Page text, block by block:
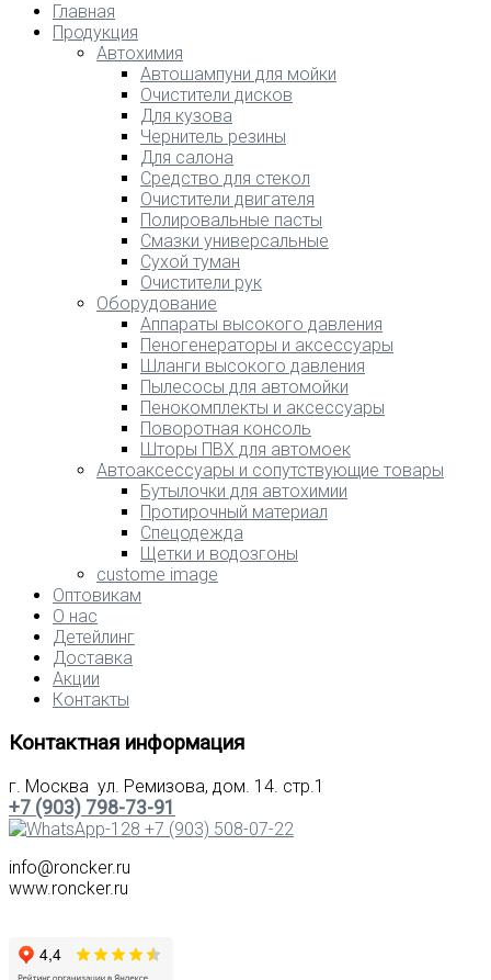
Главная
Продукция
Автохимия
Автошампуни для мойки
Очистители дисков
Для кузова
Чернитель резины
Для салона
Средство для стекол
Очистители двигателя
Полировальные пасты
Смазки универсальные
Сухой туман
Очистители рук
Оборудование
Аппараты высокого давления
Пеногенераторы и аксессуары
Шланги высокого давления
Пылесосы для автомойки
Пенокомплекты и аксессуары
Поворотная консоль
Шторы ПВХ для автомоек
Автоаксессуары и сопутствующие товары
Бутылочки для автохимии
Протирочный материал
Спецодежда
Щетки и водозгоны
custome image
Оптовикам
О нас
Детейлинг
Доставка
Акции
Контакты
Контактная информация
г. Москва ул. Ремизова, дом. 14. стр.1
+7 (903) 798-73-91
+7 (903) 508-07-22
info@roncker.ru
www.roncker.ru